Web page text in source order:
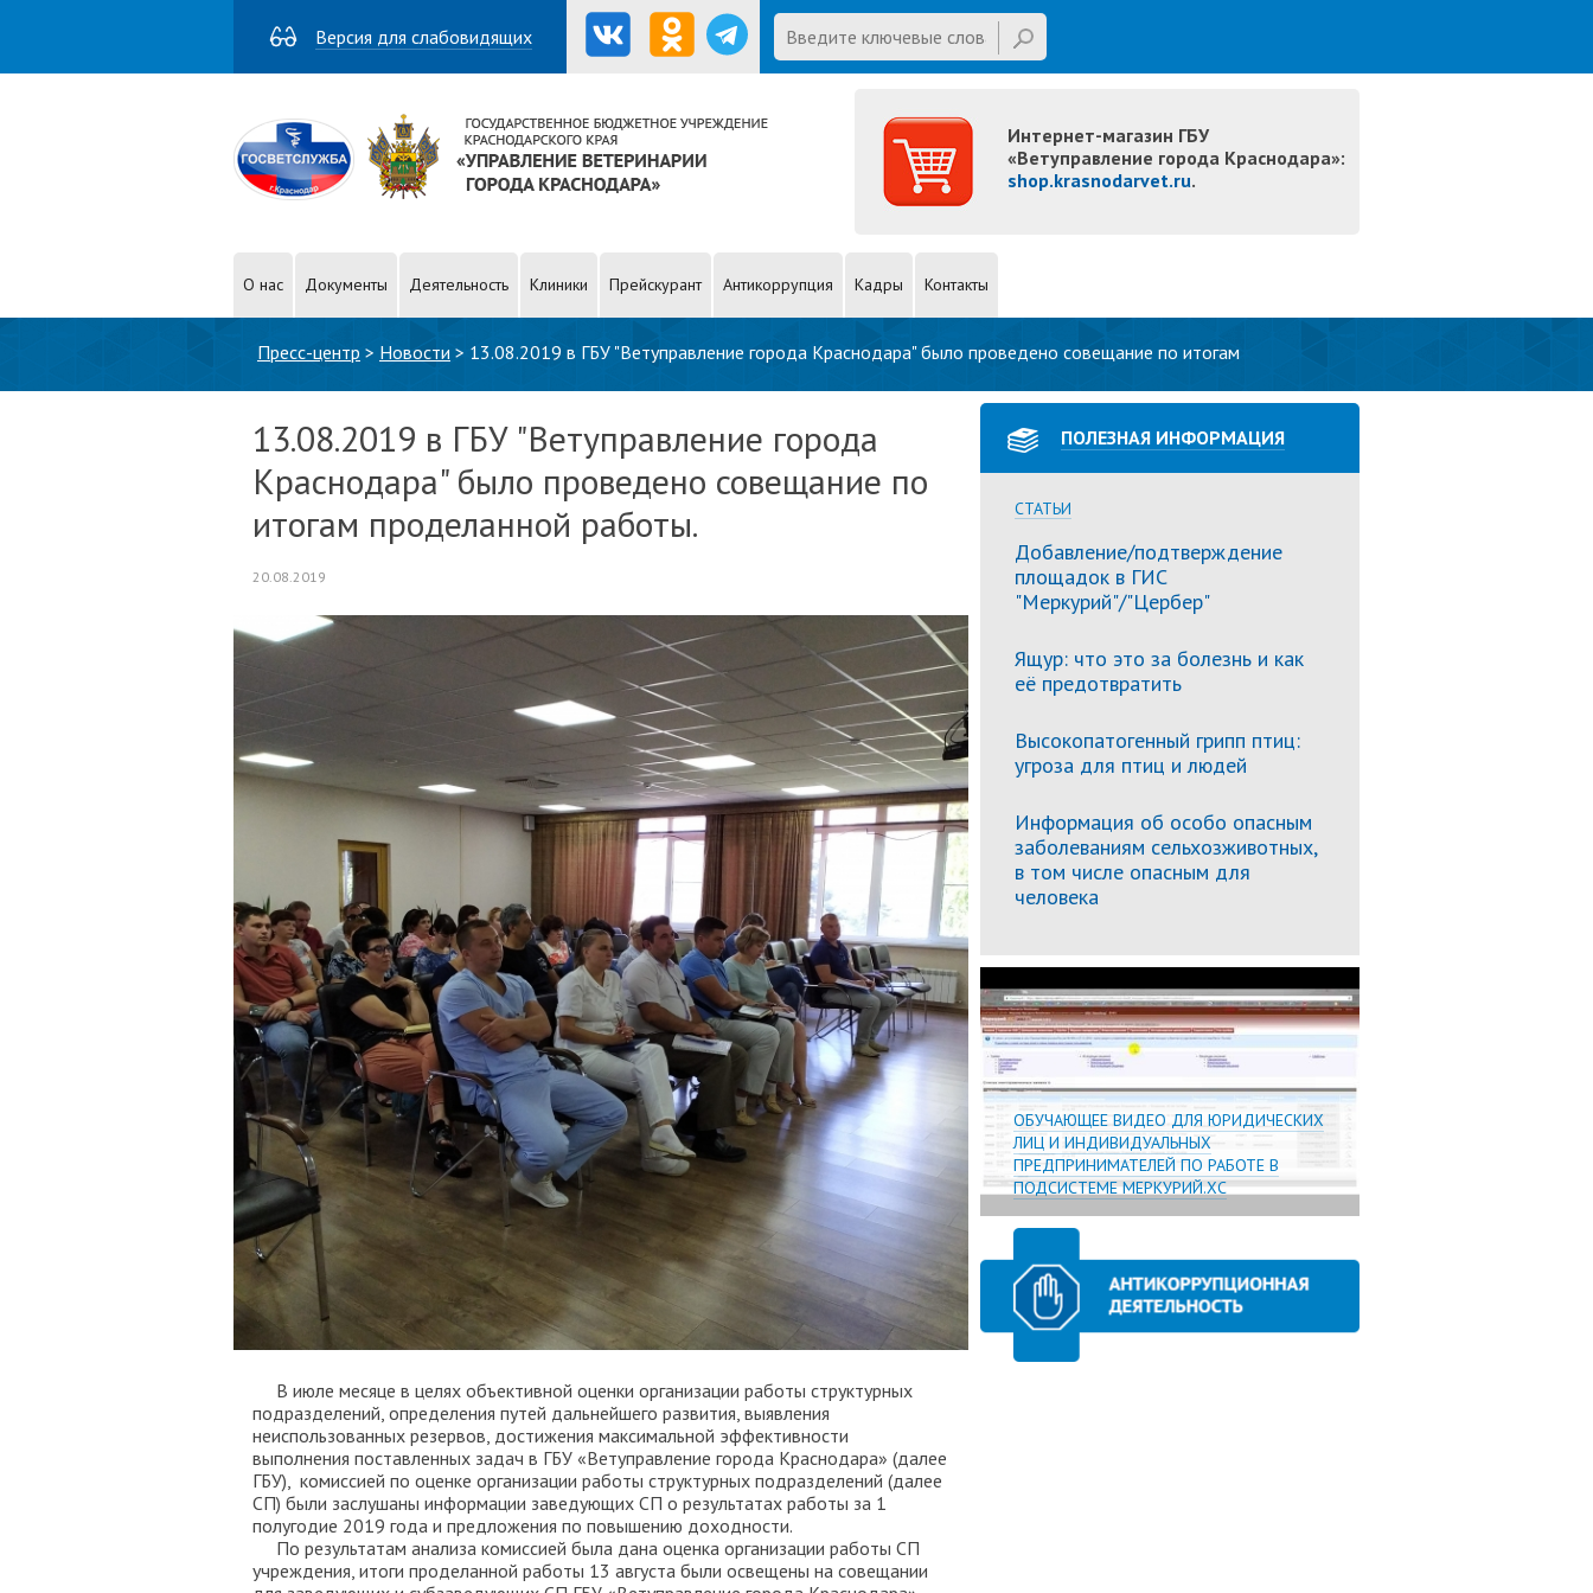
Версия для слабовидящих
Введите ключевые слова для
поиска
Интернет-магазин ГБУ
«Ветуправление города Краснодара»:
shop.krasnodarvet.ru.
О нас Документы Деятельность Клиники Прейскурант Антикоррупция Кадры Контакты
Пресс-центр > Новости > 13.08.2019 в ГБУ "Ветуправление города Краснодара" было проведено совещание по итогам
13.08.2019 в ГБУ "Ветуправление города
Краснодара" было проведено совещание по
итогам проделанной работы.
20.08.2019
В июле месяце в целях объективной оценки организации работы структурных
подразделений, определения путей дальнейшего развития, выявления
неиспользованных резервов, достижения максимальной эффективности
выполнения поставленных задач в ГБУ «Ветуправление города Краснодара» (далее
ГБУ), комиссией по оценке организации работы структурных подразделений (далее
СП) были заслушаны информации заведующих СП о результатах работы за 1
полугодие 2019 года и предложения по повышению доходности.
По результатам анализа комиссией была дана оценка организации работы СП
учреждения, итоги проделанной работы 13 августа были освещены на совещании
ПОЛЕЗНАЯ ИНФОРМАЦИЯ
СТАТЬИ
Добавление/подтверждение
площадок в ГИС
"Меркурий"/"Цербер"
Ящур: что это за болезнь и как
её предотвратить
Высокопатогенный грипп птиц:
угроза для птиц и людей
Информация об особо опасным
заболеваниям сельхозживотных,
в том числе опасным для
человека
ОБУЧАЮЩЕЕ ВИДЕО ДЛЯ ЮРИДИЧЕСКИХ
ЛИЦ И ИНДИВИДУАЛЬНЫХ
ПРЕДПРИНИМАТЕЛЕЙ ПО РАБОТЕ В
ПОДСИСТЕМЕ МЕРКУРИЙ.ХС